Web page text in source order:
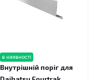
в наявності
Внутрішній поріг для